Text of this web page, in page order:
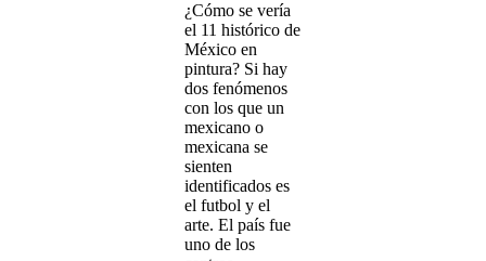
¿Cómo se vería
el 11 histórico de
México en
pintura? Si hay
dos fenómenos
con los que un
mexicano o
mexicana se
sienten
identificados es
el futbol y el
arte. El país fue
uno de los